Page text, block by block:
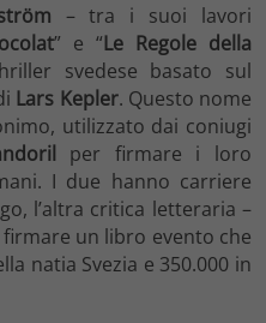
– tra i suoi lavori
” e “Le Regole della
svedese basato sul
Lars Kepler. Questo nome
utilizzato dai coniugi
per firmare i loro
I due hanno carriere
l’altra critica letteraria –
un libro evento che
natia Svezia e 350.000 in